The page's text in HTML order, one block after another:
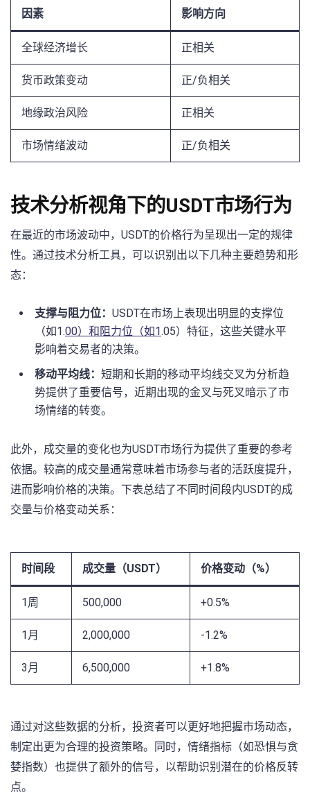
因素 影响方向
全球经济增长 正相关
货币政策变动 正/负相关
地缘政治风险 正相关
市场情绪波动 正/负相关
技术分析视角下的USDT市场行为
在最近的市场波动中，USDT的价格行为呈现出一定的规律
性。通过技术分析工具，可以识别出以下几种主要趋势和形
态：
支撑与阻力位： USDT在市场上表现出明显的支撑位
（如1.00）和阻力位（如1.05）特征，这些关键水平
影响着交易者的决策。
移动平均线： 短期和长期的移动平均线交叉为分析趋
势提供了重要信号，近期出现的金叉与死叉暗示了市
场情绪的转变。
此外，成交量的变化也为USDT市场行为提供了重要的参考
依据。较高的成交量通常意味着市场参与者的活跃度提升，
进而影响价格的决策。下表总结了不同时间段内USDT的成
交量与价格变动关系：
时间段 成交量（USDT） 价格变动（%）
1周 500,000 +0.5%
1月 2,000,000 -1.2%
3月 6,500,000 +1.8%
通过对这些数据的分析，投资者可以更好地把握市场动态，
制定出更为合理的投资策略。同时，情绪指标（如恐惧与贪
婪指数）也提供了额外的信号，以帮助识别潜在的价格反转
点。